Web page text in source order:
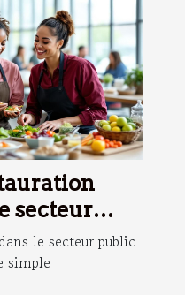
secteur
solutions
le secteur public
simple